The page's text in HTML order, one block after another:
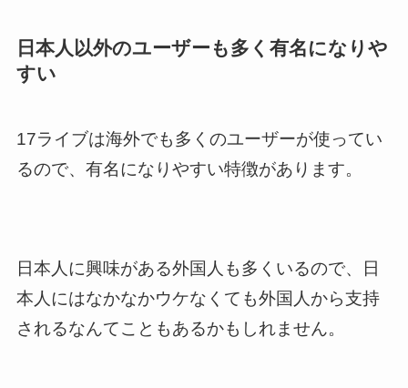
日本人以外のユーザーも多く有名になりや
すい
17ライブは海外でも多くのユーザーが使ってい
るので、有名になりやすい特徴があります。
日本人に興味がある外国人も多くいるので、日
本人にはなかなかウケなくても外国人から支持
されるなんてこともあるかもしれません。